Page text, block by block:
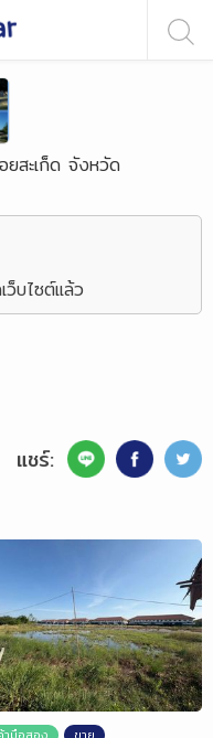
ยสะเก็ด จังหวัด
ว็บไซต์แล้ว
แชร์: